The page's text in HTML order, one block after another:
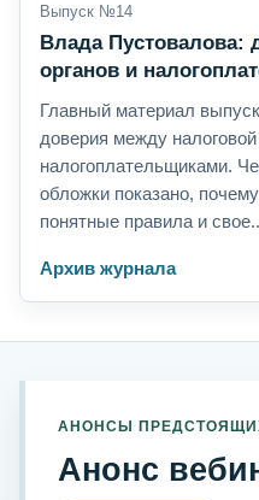
Выпуск №14
Влада Пустовалова:
органов и
Главный материал
доверия между
налогоплательщиками.
обложки показано,
понятные правила и
Архив журнала
АНОНСЫ
Анонс